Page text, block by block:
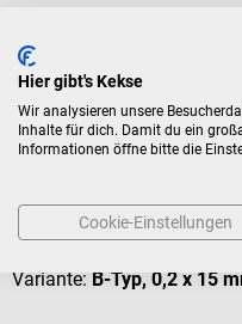
Seirin
B-Typ Akupunkturnadeln
Medizinischer Edelstahl
Durchschnittliche
Variante: B-Typ, 0,2 x 15
Hier gibt's Kekse
Wir analysieren unsere
Inhalte für dich. Damit du ein
Informationen öffne bitte die
Cookie-Einstellungen